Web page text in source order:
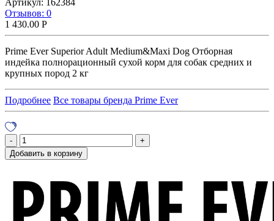
Артикул: 162384
Отзывов: 0
1 430.00 Р
Prime Ever Superior Adult Medium&Maxi Dog Отборная
индейка полнорационный сухой корм для собак cредних и
крупных пород 2 кг
Подробнее Все товары бренда Prime Ever
Добавить в корзину